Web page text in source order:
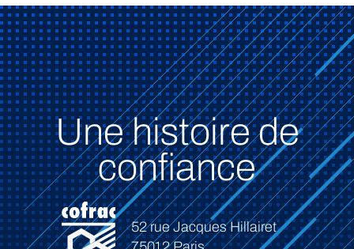
Une histoire de
confiance
52 rue Jacques Hillairet